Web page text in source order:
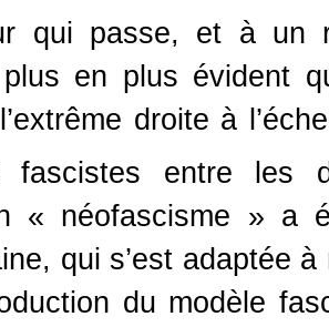
qui passe, et à un
en plus évident
droite à
fascistes entre les
« néofascisme » a
qui s’est adaptée
du modèle